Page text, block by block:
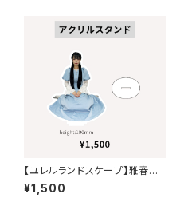
【ユレルランドスケープ】雅春奈・
アクリルスタンド
¥1,500